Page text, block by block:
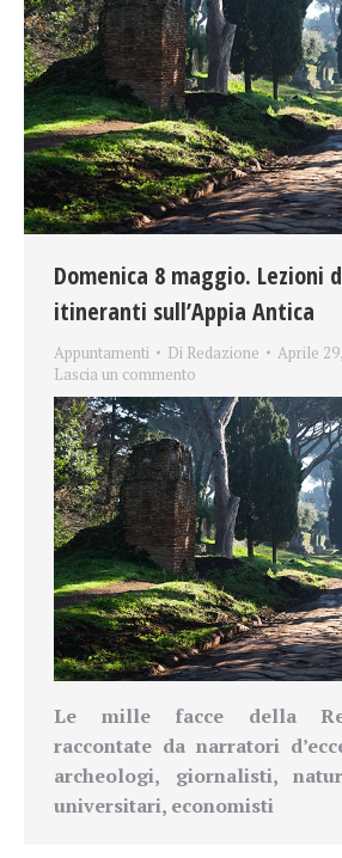
Domenica 8 maggio. Lezioni
itineranti sull’Appia Antica
Appuntamenti Di Redazione
Aprile
Lascia un commento
Le mille facce della
raccontate da narratori
archeologi, giornalisti,
universitari, economisti